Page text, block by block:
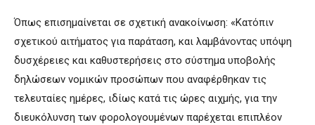
Όπως επισημαίνεται σε σχετική ανακοίνωση: «Κατόπιν
σχετικού αιτήματος για παράταση, και λαμβάνοντας υπόψη
δυσχέρειες και καθυστερήσεις στο σύστημα υποβολής
δηλώσεων νομικών προσώπων που αναφέρθηκαν τις
τελευταίες ημέρες, ιδίως κατά τις ώρες αιχμής, για την
διευκόλυνση των φορολογουμένων παρέχεται επιπλέον